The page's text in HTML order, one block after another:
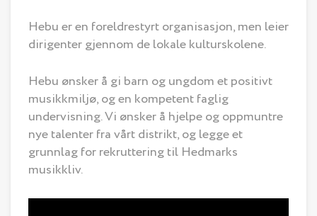
Hebu er en foreldrestyrt organisasjon, men leier
dirigenter gjennom de lokale kulturskolene.
Hebu ønsker å gi barn og ungdom et positivt
musikkmiljø, og en kompetent faglig
undervisning. Vi ønsker å hjelpe og oppmuntre
nye talenter fra vårt distrikt, og legge et
grunnlag for rekruttering til Hedmarks
musikkliv.